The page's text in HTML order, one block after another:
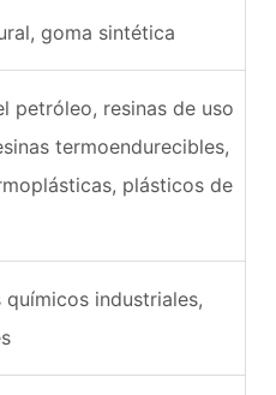
goma sintética
petróleo, resinas de uso
termoendurecibles,
plásticos de
químicos industriales,